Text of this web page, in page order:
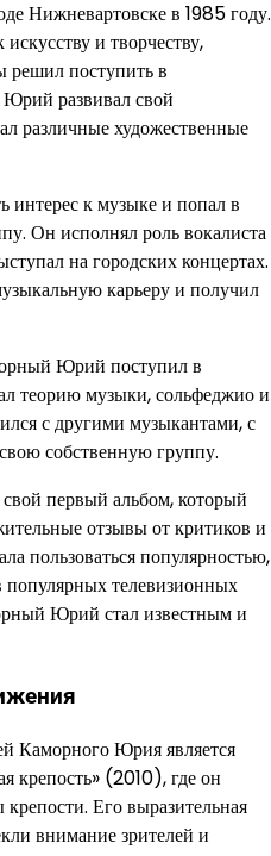
Нижневартовске в 1985 году.
и творчеству,
решил поступить в
Юрий развивал свой
различные художественные
к музыке и попал в
Он исполнял роль вокалиста
на городских концертах.
карьеру и получил
Юрий поступил в
теорию музыки, сольфеджио и
с другими музыкантами, с
собственную группу.
первый альбом, который
отзывы от критиков и
пользоваться популярностью,
телевизионных
Юрий стал известным и
Каморного Юрия является
крепость» (2010), где он
Его выразительная
внимание зрителей и